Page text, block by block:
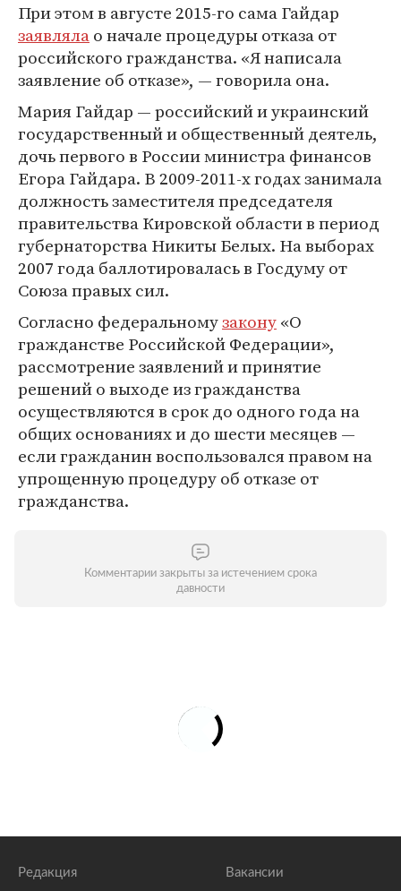
При этом в августе 2015-го сама Гайдар
заявлялао начале процедуры отказа от
российского гражданства. «Я написала
заявление об отказе», — говорила она.
Мария Гайдар — российский и украинский
государственный и общественный деятель,
дочь первого в России министра финансов
Егора Гайдара. В 2009-2011-х годах занимала
должность заместителя председателя
правительства Кировской области в период
губернаторства Никиты Белых. На выборах
2007 года баллотировалась в Госдуму от
Союза правых сил.
Согласно федеральномузакону«О
гражданстве Российской Федерации»,
рассмотрение заявлений и принятие
решений о выходе из гражданства
осуществляются в срок до одного года на
общих основаниях и до шести месяцев —
если гражданин воспользовался правом на
упрощенную процедуру об отказе от
гражданства.
Комментарии закрыты за истечением срока
давности
Редакция Вакансии